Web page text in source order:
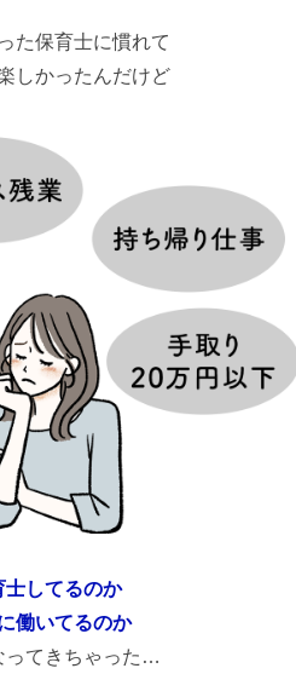
た保育士に慣れて
しかったんだけど
士してるのか
働いてるのか
ってきちゃった…